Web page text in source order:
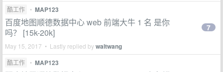
酷工作 • MAP123
百度地图顺德数据中心 web 前端大牛 1 名 是你
吗？ [15k-20k]
May 15, 2017 • Lastly replied bywaltwang
7
酷工作 • MAP123